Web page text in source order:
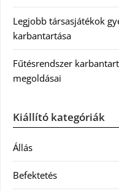
Legjobb társasjátékok
karbantartása
Fűtésrendszer
megoldásai
Kiállító kategóriák
Állás
Befektetés